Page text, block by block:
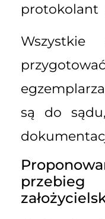
protokolant
Wszystkie
są do